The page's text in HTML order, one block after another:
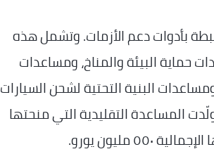
بأدوات دعم الأزمات. وتشمل هذه
حماية البيئة والمناخ، ومساعدات
البنية التحتية لشحن السيارات
المساعدة التقليدية التي منحتها